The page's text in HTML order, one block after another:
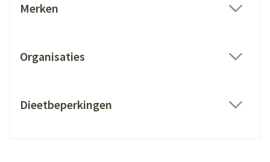
Merken
Organisaties
Dieetbeperkingen